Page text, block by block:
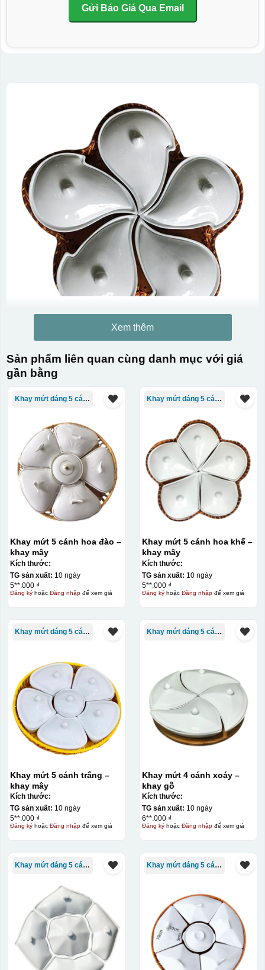
Gửi Báo Giá Qua Email
Kiểu in:
Hộp xi lót lụa
Hộp xi ấm chén
Xem thêm
Sản phẩm liên quan cùng danh mục với giá
gần bằng
Khay mứt dáng 5 cánh
Khay mứt 5 cánh hoa đào –
khay mây
Kích thước:
TG sản xuất: 10 ngày
5**.000 ₫
Đăng kýhoặc Đăng nhậpđể xem giá
Khay mứt dáng 5 cánh
Khay mứt 5 cánh hoa khế –
khay mây
Kích thước:
TG sản xuất: 10 ngày
5**.000 ₫
Đăng kýhoặc Đăng nhậpđể xem giá
Khay mứt dáng 5 cánh
Khay mứt 5 cánh trắng –
khay mây
Kích thước:
TG sản xuất: 10 ngày
5**.000 ₫
Đăng kýhoặc Đăng nhậpđể xem giá
Khay mứt dáng 5 cánh
Khay mứt 4 cánh xoáy –
khay gỗ
Kích thước:
TG sản xuất: 10 ngày
6**.000 ₫
Đăng kýhoặc Đăng nhậpđể xem giá
Khay mứt dáng 5 cánh Khay mứt dáng 5 cánh